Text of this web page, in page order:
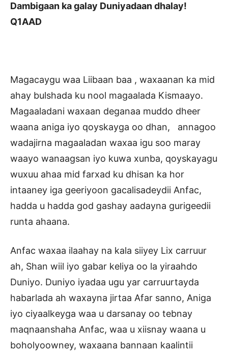
Dambigaan ka galay Duniyadaan dhalay!
Q1AAD
Magacaygu waa Liibaan baa , waxaanan ka mid
ahay bulshada ku nool magaalada Kismaayo.
Magaaladani waxaan deganaa muddo dheer
waana aniga iyo qoyskayga oo dhan, annagoo
wadajirna magaaladan waxaa igu soo maray
waayo wanaagsan iyo kuwa xunba, qoyskayagu
wuxuu ahaa mid farxad ku dhisan ka hor
intaaney iga geeriyoon gacalisadeydii Anfac,
hadda u hadda god gashay aadayna gurigeedii
runta ahaana.
Anfac waxaa ilaahay na kala siiyey Lix carruur
ah, Shan wiil iyo gabar keliya oo la yiraahdo
Duniyo. Duniyo iyadaa ugu yar carruurtayda
habarlada ah waxayna jirtaa Afar sanno, Aniga
iyo ciyaalkeyga waa u darsanay oo tebnay
maqnaanshaha Anfac, waa u xiisnay waana u
boholyoowney, waxaana bannaan kaalintii